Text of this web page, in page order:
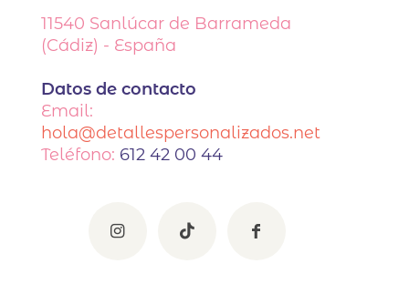
11540 Sanlúcar de Barrameda
(Cádiz) - España
Datos de contacto
Email:
hola@detallespersonalizados.net
Teléfono: 612 42 00 44